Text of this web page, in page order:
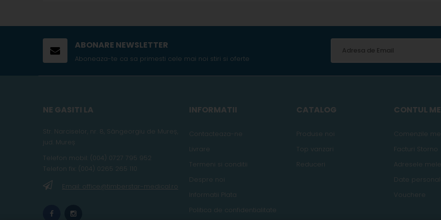
ABONARE NEWSLETTER
Aboneaza-te ca sa primesti cele mai noi stiri si oferte
NE GASITI LA
Str. Narciselor, nr. 8, Sângeorgiu de Mureș
jud . Mureș
Telefon mobil (004) 0727 795 952
Telefon fix: (004) 0265 265 110
Email: office@timberstar-medical.ro
INFORMATII
Contacteaza-ne
Livrare
Termeni si conditii
Despre noi
Informatii Plata
Politica de confidentialitate
CATALOG
Produse noi
Top vanzari
Reduceri
CONTUL
Comenzile
Facturi Storno
Adresele mele
Date
Vouchere